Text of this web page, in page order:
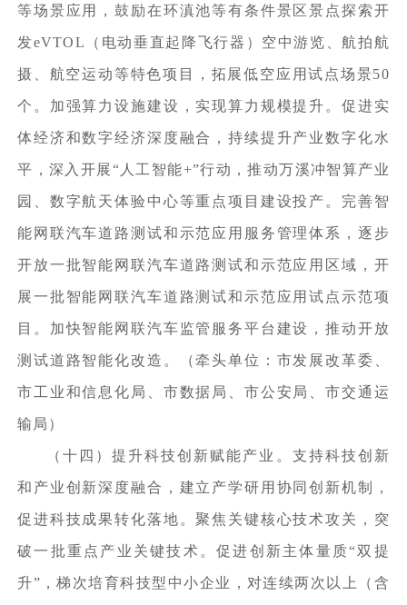
等场景应用，鼓励在环滇池等有条件景区景点探索开
发eVTOL（电动垂直起降飞行器）空中游览、航拍航
摄、航空运动等特色项目，拓展低空应用试点场景50
个。加强算力设施建设，实现算力规模提升。促进实
体经济和数字经济深度融合，持续提升产业数字化水
平，深入开展“人工智能+”行动，推动万溪冲智算产业
园、数字航天体验中心等重点项目建设投产。完善智
能网联汽车道路测试和示范应用服务管理体系，逐步
开放一批智能网联汽车道路测试和示范应用区域，开
展一批智能网联汽车道路测试和示范应用试点示范项
目。加快智能网联汽车监管服务平台建设，推动开放
测试道路智能化改造。（牵头单位：市发展改革委、
市工业和信息化局、市数据局、市公安局、市交通运
输局）
（十四）提升科技创新赋能产业。支持科技创新
和产业创新深度融合，建立产学研用协同创新机制，
促进科技成果转化落地。聚焦关键核心技术攻关，突
破一批重点产业关键技术。促进创新主体量质“双提
升”，梯次培育科技型中小企业，对连续两次以上（含